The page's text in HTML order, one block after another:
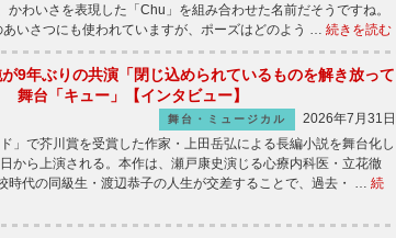
かわいさを表現した「Chu」を組み合わせた名前だそうですね。
あいさつにも使われていますが、ポーズはどのよう … 続きを読む
9年ぶりの共演「閉じ込められているものを解き放って
舞台「キュー」【インタビュー】
舞台・ミュージカル
2026年7月31日
」で芥川賞を受賞した作家・上田岳弘による長編小説を舞台化し
から上演される。本作は、瀬戸康史演じる心療内科医・立花徹
時代の同級生・渡辺恭子の人生が交差することで、過去・ … 続